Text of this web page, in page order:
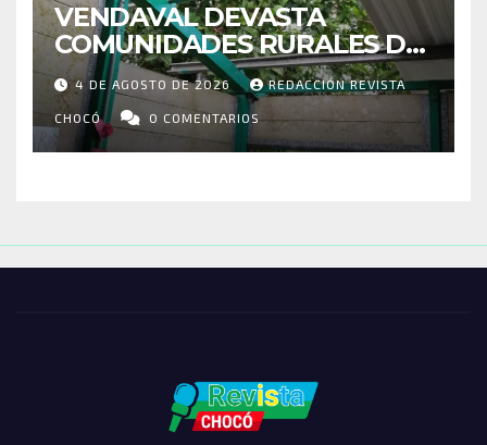
VENDAVAL DEVASTA
COMUNIDADES RURALES DE
RIOSUCIO: ESCUELAS,
VIVIENDAS Y CEMENTERIO
ENTRE LOS AFECTADOS
4 DE AGOSTO DE 2026 REDACCIÓN REVISTA
CHOCÓ 0 COMENTARIOS